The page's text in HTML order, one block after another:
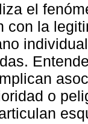
el
con la
o